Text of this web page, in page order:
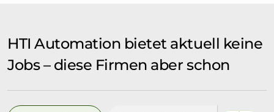
HTI Automation bietet aktuell keine
Jobs – diese Firmen aber schon